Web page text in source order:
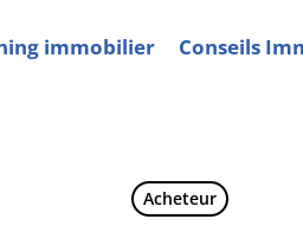
immobilier Conseils
Acheteur